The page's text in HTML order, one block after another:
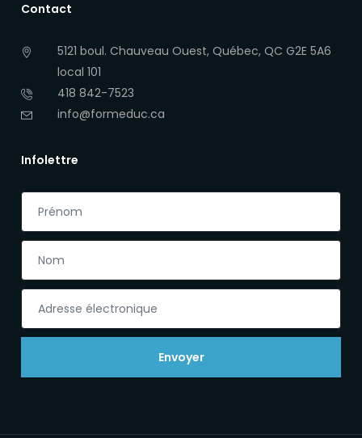
Contact
5121 boul. Chauveau Ouest, Québec, QC G2E 5A6
local 101
418 842-7523
info@formeduc.ca
Infolettre
Envoyer